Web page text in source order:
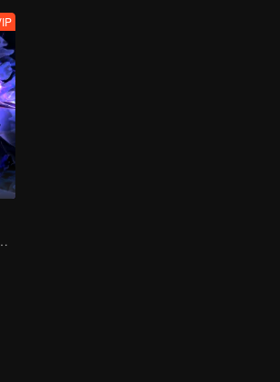
불태워 마음을 지키다